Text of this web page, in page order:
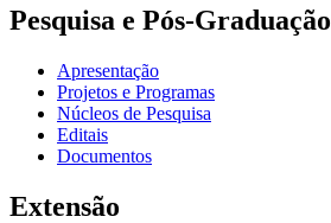
Pesquisa e Pós-Graduação
Apresentação
Projetos e Programas
Núcleos de Pesquisa
Editais
Documentos
Extensão